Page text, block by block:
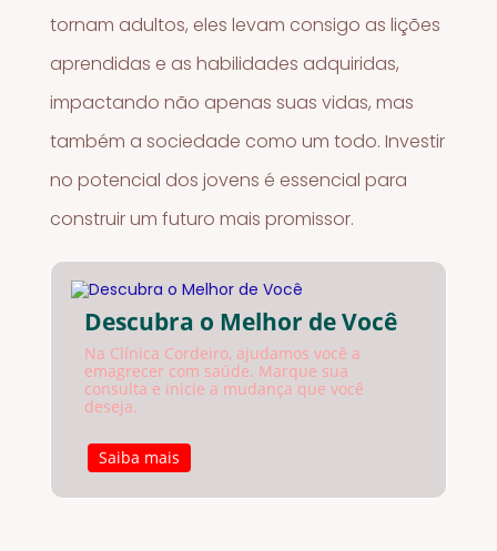
tornam adultos, eles levam consigo as lições
aprendidas e as habilidades adquiridas,
impactando não apenas suas vidas, mas
também a sociedade como um todo. Investir
no potencial dos jovens é essencial para
construir um futuro mais promissor.
Descubra o Melhor de Você
Na Clínica Cordeiro, ajudamos você a
emagrecer com saúde. Marque sua
consulta e inicie a mudança que você
deseja.
Saiba mais